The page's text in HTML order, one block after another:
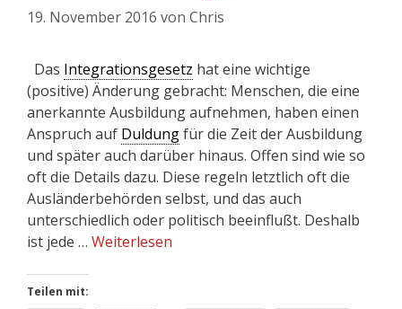
19. November 2016 von Chris
Das Integrationsgesetz hat eine wichtige
(positive) Änderung gebracht: Menschen, die eine
anerkannte Ausbildung aufnehmen, haben einen
Anspruch auf Duldungfür die Zeit der Ausbildung
und später auch darüber hinaus. Offen sind wie so
oft die Details dazu. Diese regeln letztlich oft die
Ausländerbehörden selbst, und das auch
unterschiedlich oder politisch beeinflußt. Deshalb
ist jede … Weiterlesen
Teilen mit: